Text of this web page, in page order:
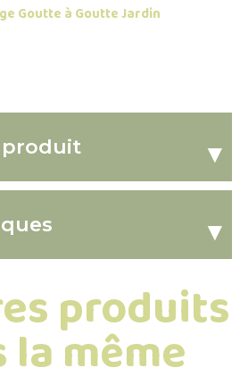
Goutte à Goutte Jardin
produit ▾
▾
produits
la même